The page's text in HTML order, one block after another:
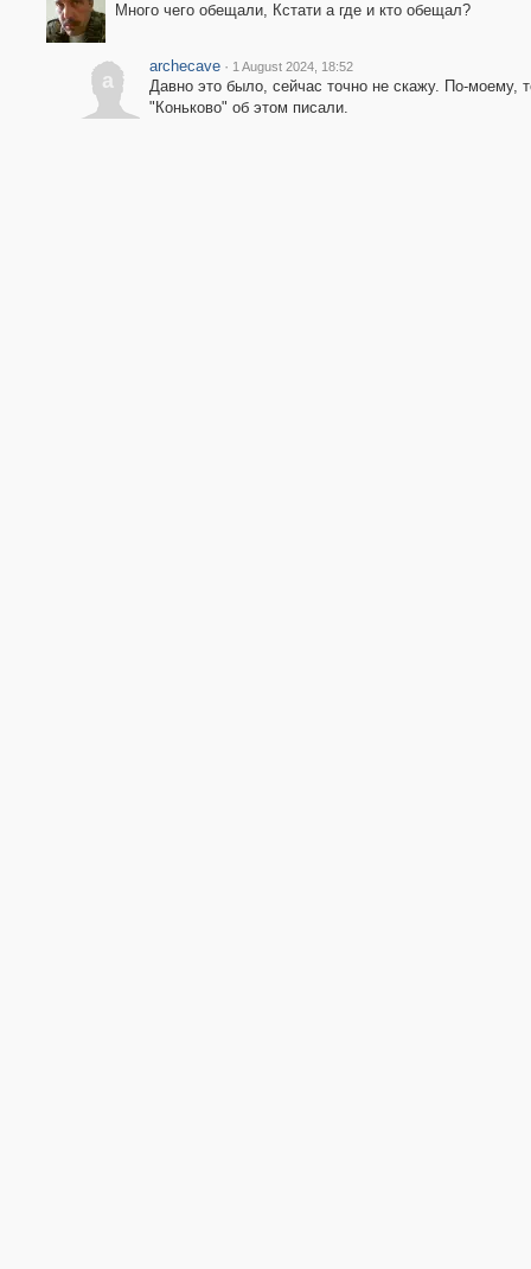
Много чего обещали, Кстати а где и кто обещал?
a
archecave · 1 August 2024, 18:52
Давно это было, сейчас точно не скажу. По-моему,
"Коньково" об этом писали.